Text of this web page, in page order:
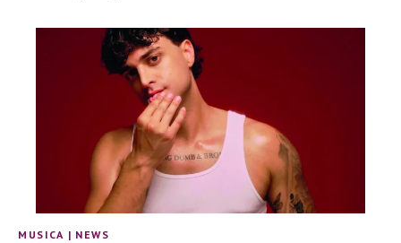
MUSICA | NEWS